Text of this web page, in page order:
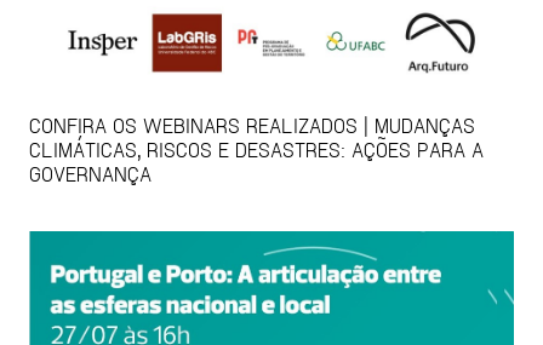
CONFIRA OS WEBINARS REALIZADOS | MUDANÇAS
CLIMÁTICAS, RISCOS E DESASTRES: AÇÕES PARA A
GOVERNANÇA